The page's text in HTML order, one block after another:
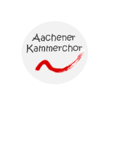
Inhalt
springen